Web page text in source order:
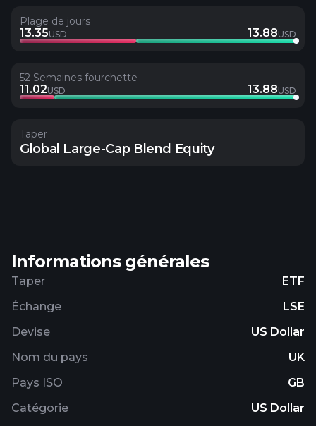
Plage de jours
13.35USD 13.88USD
52 Semaines fourchette
11.02USD 13.88USD
Taper
Global Large-Cap Blend Equity
Informations générales
Taper
ETF
Échange
LSE
Devise
US Dollar
Nom du pays
UK
Pays ISO
GB
Catégorie
US Dollar